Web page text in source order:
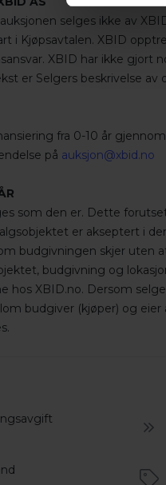
selges ikke av
i Kjøpsavtalen. XBID
XBID har ikke gjort
er Selgers beskrivelse av
fra 0-10 år
på auksjon@xbid.no
som den er. Dette
er akseptert i
budgivningen skjer
budgivning og
hos XBID.no. Dersom
budgiver (kjøper) og